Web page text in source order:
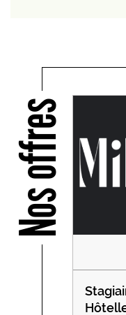
Nos offres